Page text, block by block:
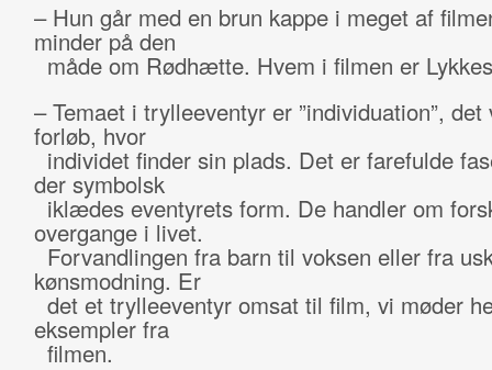
– Hun går med en brun kappe i meget af
minder på den
måde om Rødhætte. Hvem i filmen er
– Temaet i trylleeventyr er ”individuation”,
forløb, hvor
individet finder sin plads. Det er farefulde
der symbolsk
iklædes eventyrets form. De handler om
overgange i livet.
Forvandlingen fra barn til voksen eller fra
kønsmodning. Er
det et trylleeventyr omsat til film, vi møder
eksempler fra
filmen.